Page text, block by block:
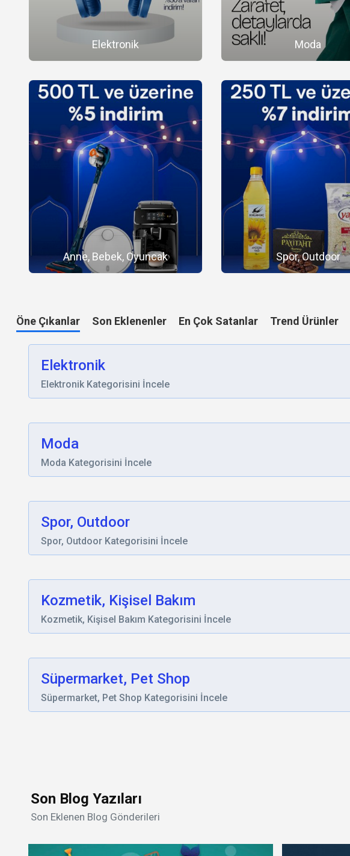
Elektronik Moda
Anne, Bebek, Oyuncak Spor, Outdoor
Öne Çıkanlar Son Eklenenler En Çok Satanlar Trend Ürünler
Elektronik
Elektronik Kategorisini İncele
Moda
Moda Kategorisini İncele
Spor, Outdoor
Spor, Outdoor Kategorisini İncele
Kozmetik, Kişisel Bakım
Kozmetik, Kişisel Bakım Kategorisini İncele
Süpermarket, Pet Shop
Süpermarket, Pet Shop Kategorisini İncele
Son Blog Yazıları
Son Eklenen Blog Gönderileri